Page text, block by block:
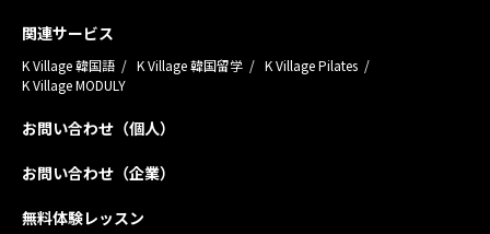
関連サービス
K Village 韓国語 K Village 韓国留学
K Village Pilates
K Village MODULY
お問い合わせ（個人）
お問い合わせ（企業）
無料体験レッスン